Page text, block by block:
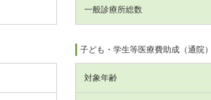
一般診療所総数
子ども・学生等医療費助成（通院）
対象年齢